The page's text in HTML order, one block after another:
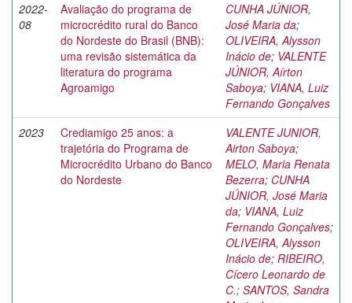
2022-
08
Avaliação do programa de
microcrédito rural do Banco
do Nordeste do Brasil (BNB):
uma revisão sistemática da
literatura do programa
Agroamigo
CUNHA JÚNIOR,
José Maria da;
OLIVEIRA, Alysson
Inácio de; VALENTE
JÚNIOR, Aírton
Saboya; VIANA, Luiz
Fernando Gonçalves
2023
Crediamigo 25 anos: a
trajetória do Programa de
Microcrédito Urbano do Banco
do Nordeste
VALENTE JUNIOR,
Airton Saboya;
MELO, Maria Renata
Bezerra; CUNHA
JÚNIOR, José Maria
da; VIANA, Luiz
Fernando Gonçalves;
OLIVEIRA, Alysson
Inácio de; RIBEIRO,
Cícero Leonardo de
C.; SANTOS, Sandra